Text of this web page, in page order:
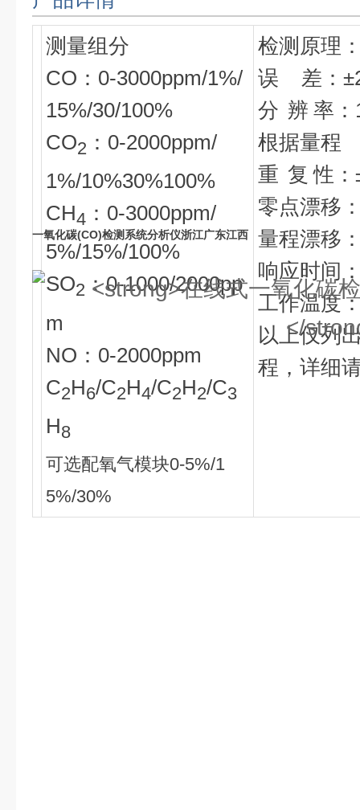
测量组分
CO：0-3000ppm/1%/
15%/30/100%
CO2 ：0-2000ppm/
1%/10%30%100%
CH4 ：0-3000ppm/
5%/15%/100%
SO2 ：0-1000/2000pp
m
NO：0-2000ppm
C2H6/C2H4/C2H2/C3
H8
可选配氧气模块0-5%/1
5%/30%
检测原理
误 差：
分 辨 率：
根据量程
重 复 性：
零点漂移
量程漂移
响应时间
工作温度
以上仅列
程，详细
一氧化碳(CO)检测系统分析仪浙江广东江西